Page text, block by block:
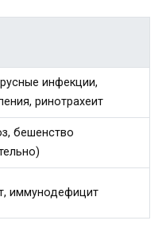
инфекции,
ринотрахеит
бешенство
иммунодефицит